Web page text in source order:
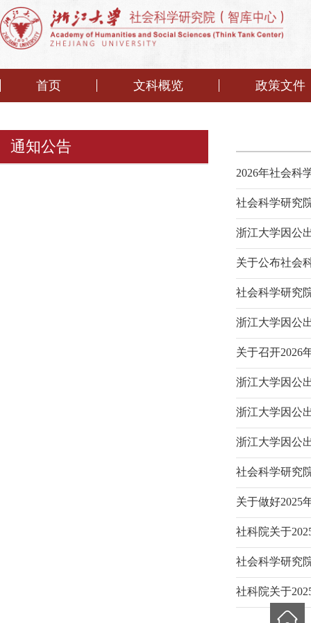
首页 文科概览 政策文件
通知公告
2026年社会科
社会科学研究
浙江大学因公
关于公布社会
社会科学研究
浙江大学因公
关于召开2026
浙江大学因公
浙江大学因公
浙江大学因公
社会科学研究
关于做好2025
社科院关于
社会科学研究
社科院关于